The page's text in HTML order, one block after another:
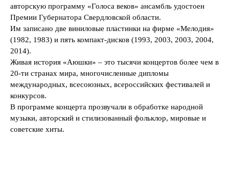
авторскую программу «Голоса веков» ансамбль удостоен
Премии Губернатора Свердловской области.
Им записано две виниловые пластинки на фирме «Мелодия»
(1982, 1983) и пять компакт-дисков (1993, 2003, 2003, 2004,
2014).
Живая история «Аюшки» – это тысячи концертов более чем в
20-ти странах мира, многочисленные дипломы
международных, всесоюзных, всероссийских фестивалей и
конкурсов.
В программе концерта прозвучали в обработке народной
музыки, авторский и стилизованный фольклор, мировые и
советские хиты.